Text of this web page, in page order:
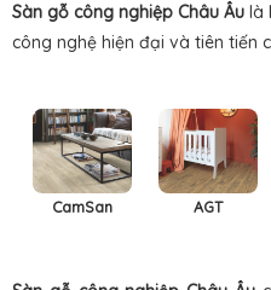
Sàn gỗ công nghiệp Châu Âu là
công nghệ hiện đại và tiên tiến
CamSan AGT